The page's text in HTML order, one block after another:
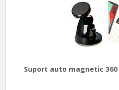
Suport auto magnetic